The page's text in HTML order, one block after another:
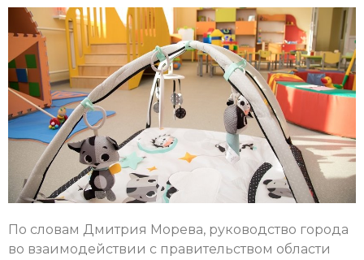
По словам Дмитрия Морева, руководство города
во взаимодействии с правительством области